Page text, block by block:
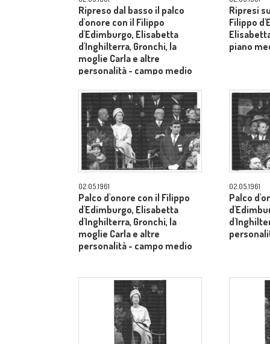
Ripreso dal basso il palco
d'onore con il Filippo
d'Edimburgo, Elisabetta
d'Inghilterra, Gronchi, la
moglie Carla e altre
personalità - campo medio
Ripresi
Filippo
piano
02.05.1961
Palco d'onore con il Filippo
d'Edimburgo, Elisabetta
d'Inghilterra, Gronchi, la
moglie Carla e altre
personalità - campo medio
02.05.1961
Palco